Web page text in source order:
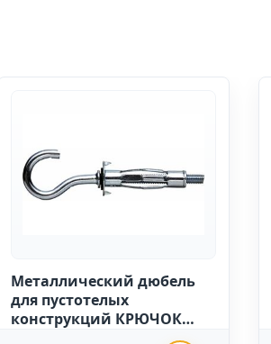
Металлический дюбель
для пустотелых
конструкций КРЮЧОК